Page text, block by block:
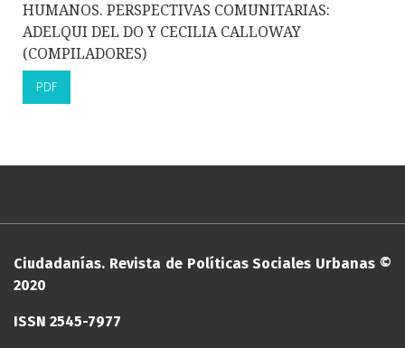
HUMANOS. PERSPECTIVAS COMUNITARIAS:
ADELQUI DEL DO Y CECILIA CALLOWAY
(COMPILADORES)
PDF
Ciudadanías. Revista de Políticas Sociales Urbanas ©
2020
ISSN 2545-7977